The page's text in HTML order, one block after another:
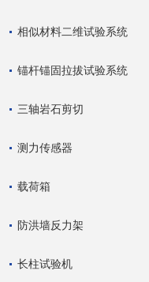
相似材料二维试验系统
锚杆锚固拉拔试验系统
三轴岩石剪切
测力传感器
载荷箱
防洪墙反力架
长柱试验机